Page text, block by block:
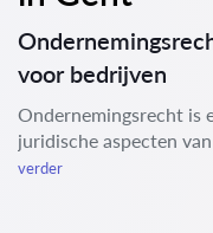
voor bedrijven
Ondernemingsrecht is
juridische aspecten
verder